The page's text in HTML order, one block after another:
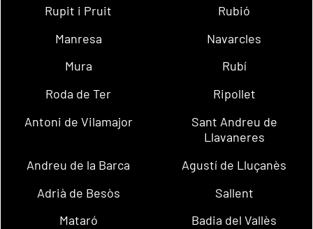
Rupit i Pruit
Rubió
Manresa
Navarcles
Mura
Rubí
Roda de Ter
Ripollet
Antoni de Vilamajor
Sant Andreu de
Llavaneres
Andreu de la Barca
Agustí de Lluçanès
Adrià de Besòs
Sallent
Mataró
Badia del Vallès